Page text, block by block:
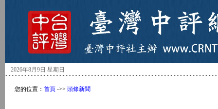
2026年8月9日 星期日
您的位置： 首頁 ->> 頭條新聞